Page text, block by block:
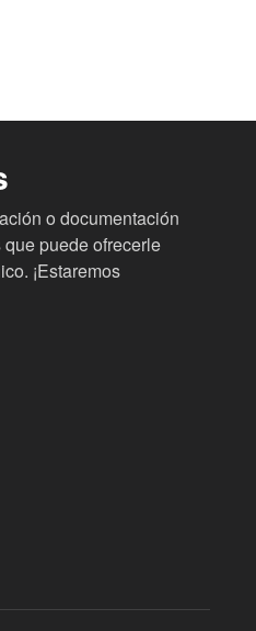
o documentación
puede ofrecerle
¡Estaremos